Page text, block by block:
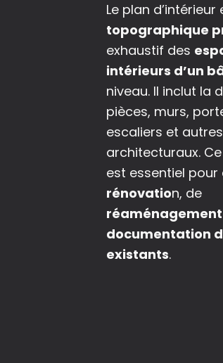
Le plan d’intérieur
topographique
exhaustif des
intérieurs d’un
niveau. Il inclut la
pièces, murs,
escaliers et
architecturaux.
est essentiel pour
rénovation, de
réaménagement
documentation
existants.